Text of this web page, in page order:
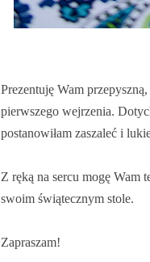
Prezentuję Wam
pierwszego wejrzenia.
postanowiłam zaszaleć i
Z ręką na sercu mogę Wam
swoim świątecznym stole.
Zapraszam!